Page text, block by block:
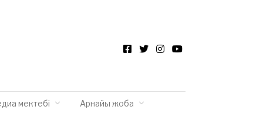
мектебі Арнайы жоба